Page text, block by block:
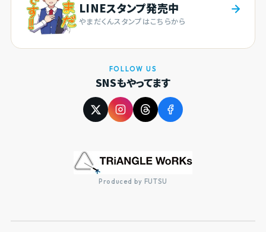
LINEスタンプ発売中
やまだくんスタンプはこちらから
FOLLOW US
SNSもやってます
Produced by FUTSU